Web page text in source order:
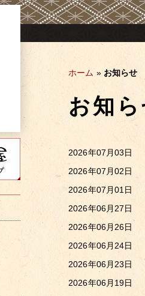
ホーム » お知らせ
お知
2026年07月03日
2026年07月02日
2026年07月01日
2026年06月27日
2026年06月26日
2026年06月24日
2026年06月23日
2026年06月19日